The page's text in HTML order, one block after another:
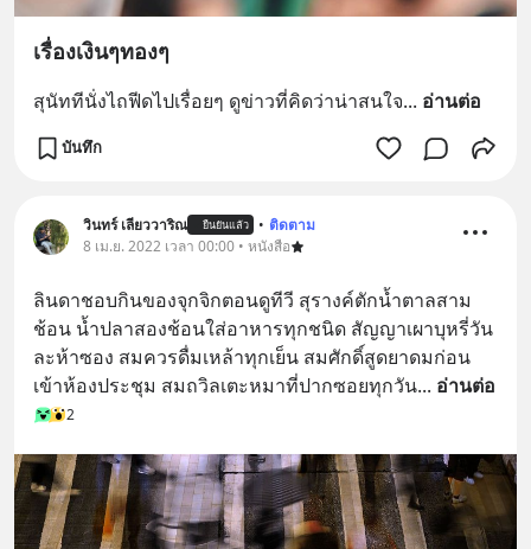
เรื่องเงินๆทองๆ
สุนัททีนั่งไถฟีดไปเรื่อยๆ ดูข่าวที่คิดว่าน่าสนใจ... อ่านต่อ
บันทึก
วินทร์ เลียววาริณ ยืนยันแล้ว • ติดตาม
8 เม.ย. 2022 เวลา 00:00 • หนังสือ
ลินดาชอบกินของจุกจิกตอนดูทีวี สุรางค์ตักน้ำตาลสาม
ช้อน น้ำปลาสองช้อนใส่อาหารทุกชนิด สัญญาเผาบุหรี่วัน
ละห้าซอง สมควรดื่มเหล้าทุกเย็น สมศักดิ์สูดยาดมก่อน
เข้าห้องประชุม สมถวิลเตะหมาที่ปากซอยทุกวัน... อ่านต่อ
2